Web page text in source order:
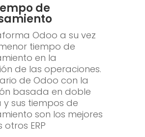
de
Odoo a su vez
tiempo de
en la
de las operaciones.
de Odoo con la
basada en doble
sus tiempos de
son los mejores
ERP